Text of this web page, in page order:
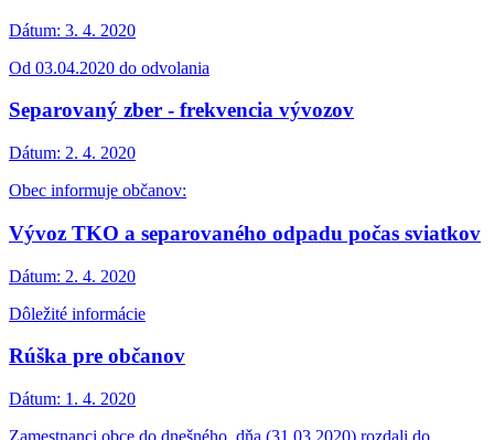
Dátum: 3. 4. 2020
Od 03.04.2020 do odvolania
Separovaný zber - frekvencia vývozov
Dátum: 2. 4. 2020
Obec informuje občanov:
Vývoz TKO a separovaného odpadu počas sviatkov
Dátum: 2. 4. 2020
Dôležité informácie
Rúška pre občanov
Dátum: 1. 4. 2020
Zamestnanci obce do dnešného, dňa (31.03.2020) rozdali do